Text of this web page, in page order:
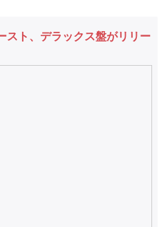
スト、デラックス盤がリリー